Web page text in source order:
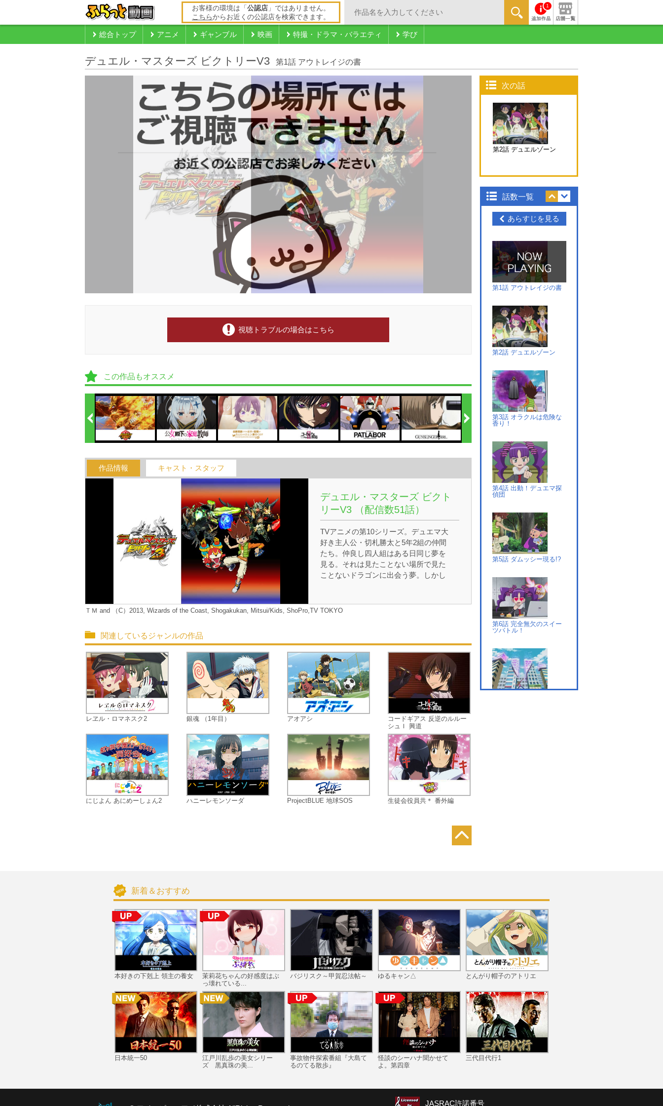
お客様の環境は「 公認店 」ではありません。
こちらからお近くの公認店を検索できます。
1
総合トップ アニメ ギャンブル 映画 特撮・ドラマ・バラエティ 学び
デュエル・マスターズ ビクトリーV3 第1話 アウトレイジの書
視聴トラブルの場合はこちら
この作品もオススメ
作品情報 キャスト・スタッフ
デュエル・マスターズ ビクト
リーV3 （配信数51話）
TVアニメの第10シリーズ。デュエマ大
好き主人公・切札勝太と5年2組の仲間
たち。仲良し四人組はある日同じ夢を
見る。それは見たことない場所で見た
ことないドラゴンに出会う夢。しかし
到着した先で見たのは、奇妙な古ぼけ
ＴＭ and （C）2013, Wizards of the Coast, Shogakukan, Mitsui/Kids, ShoPro,TV TOKYO
関連しているジャンルの作品
レヱル・ロマネスク2
にじよん あにめーしょん2
銀魂 （1年目）
ハニーレモンソーダ
アオアシ
ProjectBLUE 地球SOS
コードギアス 反逆のルルー
シュＩ 興道
生徒会役員共＊ 番外編
次の話
第2話 デュエルゾーン
話数一覧
あらすじを見る
第1話 アウトレイジの書
第2話 デュエルゾーン
第3話 オラクルは危険な
香り！
第4話 出動！デュエマ探
偵団
第5話 ダムッシー現る!?
第6話 完全無欠のスイー
ツバトル！
第10話 忍びよるオラクル
の手！
第11話 発動！ドロン・ゴ
ー!!
第12話 お化け屋敷の超決
戦！
新着＆おすすめ
本好きの下剋上 領主の養女
日本統一50
茉莉花ちゃんの好感度はぶ
っ壊れている...
江戸川乱歩の美女シリー
ズ 黒真珠の美...
バジリスク～甲賀忍法帖～
事故物件探索番組『大島て
るのてる散歩』
ゆるキャン△
怪談のシーハナ聞かせて
よ。第四章
とんがり帽子のアトリエ
三代目代行1
JASRAC許諾番号